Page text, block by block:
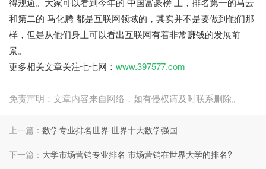
和第二的 马化腾 都是互联网领域的，其实并不是要做到他们那
样，但是从他们身上可以看出互联网有着非常赚钱的发展前
景。
更多相关文章关注七七网： www.397577.com
免责声明：文章内容来自网络，如有侵权请及时联系删除。
上一篇： 数学专业排名世界 世界十大数学强国
下一篇： 大学市场营销专业排名 市场营销在世界大学的排名?